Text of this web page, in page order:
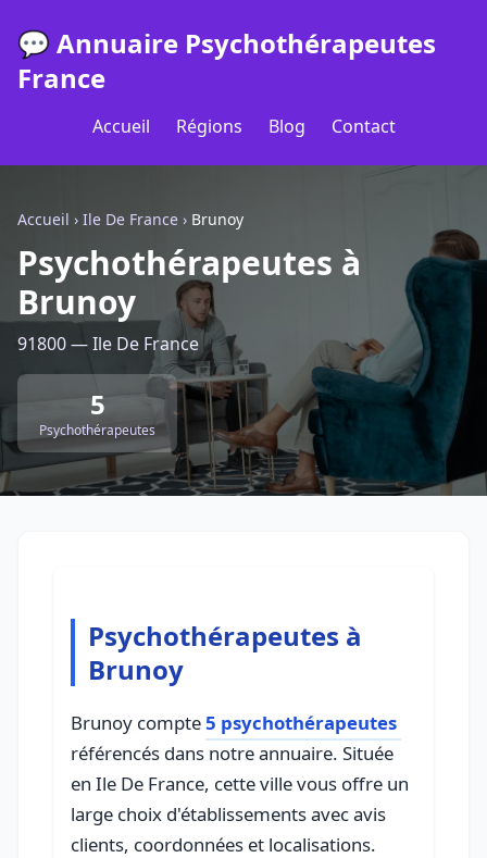
💬 Annuaire Psychothérapeutes
France
Accueil Régions Blog Contact
Accueil › Ile De France › Brunoy
Psychothérapeutes à
Brunoy
91800 — Ile De France
5
Psychothérapeutes
Psychothérapeutes à
Brunoy
Brunoy compte5 psychothérapeutes
référencés dans notre annuaire. Située
en Ile De France, cette ville vous offre un
large choix d'établissements avec avis
clients, coordonnées et localisations.